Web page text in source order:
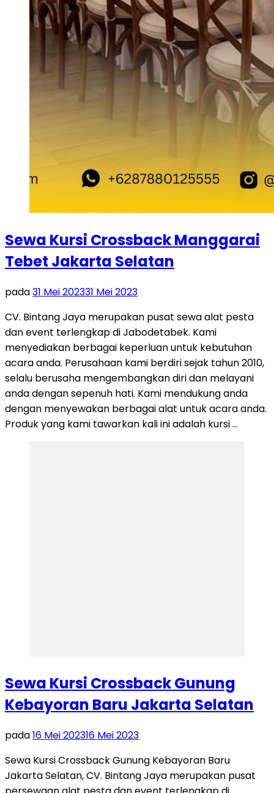
Sewa Kursi Crossback Manggarai
Tebet Jakarta Selatan
pada31 Mei 202331 Mei 2023
CV. Bintang Jaya merupakan pusat sewa alat pesta
dan event terlengkap di Jabodetabek. Kami
menyediakan berbagai keperluan untuk kebutuhan
acara anda. Perusahaan kami berdiri sejak tahun 2010,
selalu berusaha mengembangkan diri dan melayani
anda dengan sepenuh hati. Kami mendukung anda
dengan menyewakan berbagai alat untuk acara anda.
Produk yang kami tawarkan kali ini adalah kursi …
Sewa Kursi Crossback Gunung
Kebayoran Baru Jakarta Selatan
pada16 Mei 202316 Mei 2023
Sewa Kursi Crossback Gunung Kebayoran Baru
Jakarta Selatan, CV. Bintang Jaya merupakan pusat